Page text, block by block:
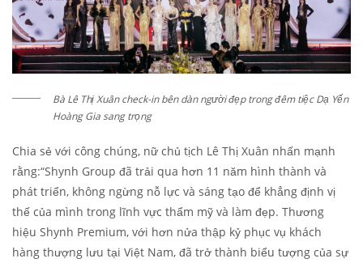
Bà Lê Thị Xuân check-in bên dàn người đẹp trong đêm tiệc Dạ Yến
Hoàng Gia sang trọng
Chia sẻ với công chúng, nữ chủ tịch Lê Thị Xuân nhấn mạnh
rằng:“Shynh Group đã trải qua hơn 11 năm hình thành và
phát triển, không ngừng nỗ lực và sáng tạo để khẳng định vị
thế của mình trong lĩnh vực thẩm mỹ và làm đẹp. Thương
hiệu Shynh Premium, với hơn nửa thập kỷ phục vụ khách
hàng thượng lưu tại Việt Nam, đã trở thành biểu tượng của sự